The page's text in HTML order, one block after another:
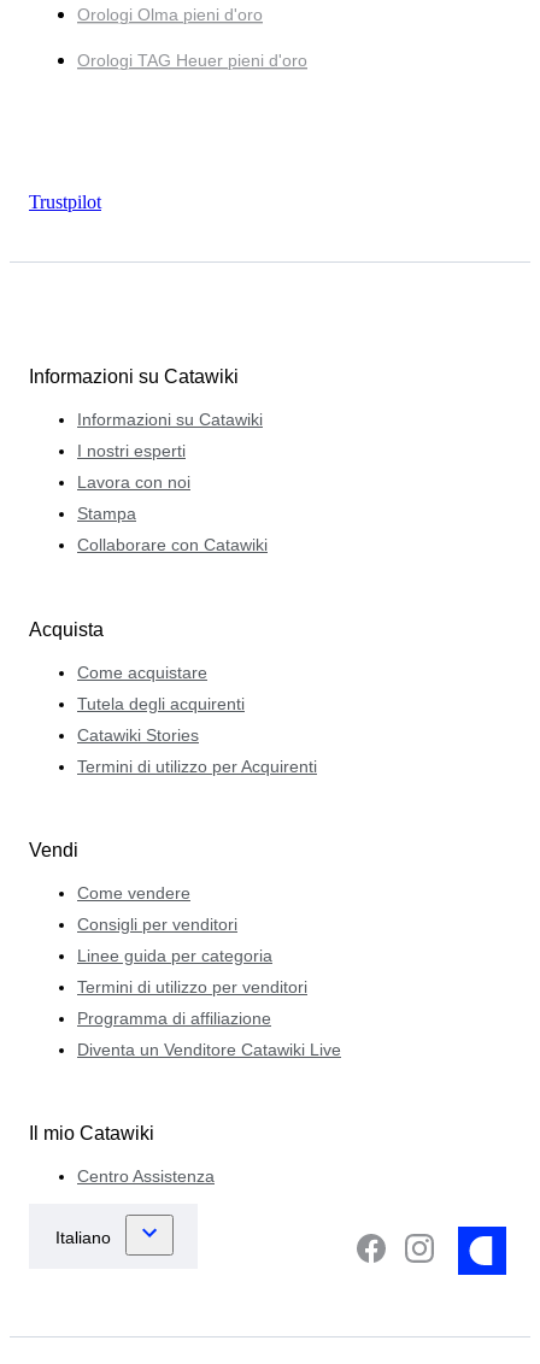
Orologi Olma pieni d'oro
Orologi TAG Heuer pieni d'oro
Trustpilot
Informazioni su Catawiki
Informazioni su Catawiki
I nostri esperti
Lavora con noi
Stampa
Collaborare con Catawiki
Acquista
Come acquistare
Tutela degli acquirenti
Catawiki Stories
Termini di utilizzo per Acquirenti
Vendi
Come vendere
Consigli per venditori
Linee guida per categoria
Termini di utilizzo per venditori
Programma di affiliazione
Diventa un Venditore Catawiki Live
Il mio Catawiki
Centro Assistenza